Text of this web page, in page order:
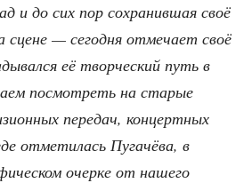
и до сих пор сохра­нив­шая своё
сцене — сего­дня отме­ча­ет своё
её твор­че­ский путь в
посмот­реть на ста­рые
пере­дач, кон­церт­ных
отме­ти­лась Пуга­чё­ва, в
очер­ке от наше­го